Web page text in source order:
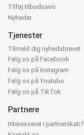
Tilføj tilbudsavis
Nyheder
Tjenester
Tilmeld dig nyhedsbrevet
Følg os på Facebook
Følg os på Instagram
Følg os på Youtube
Følg os på TikTok
Partnere
Interesseret i partnerskab?